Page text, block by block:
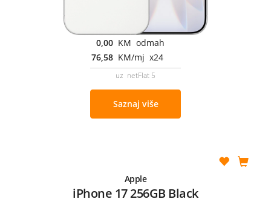
0,00 KM odmah
76,58 KM/mj x24
uz netFlat 5
Saznaj više
Apple
iPhone 17 256GB Black